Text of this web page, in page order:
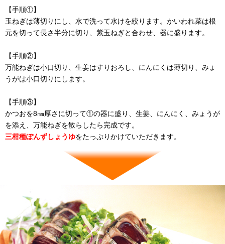
【手順①】
玉ねぎは薄切りにし、水で洗って水けを絞ります。かいわれ菜は根
元を切って長さ半分に切り、紫玉ねぎと合わせ、器に盛ります。
【手順②】
万能ねぎは小口切り、生姜はすりおろし、にんにくは薄切り、みょ
うがは小口切りにします。
【手順③】
かつおを8㎜厚さに切って①の器に盛り、生姜、にんにく、みょうが
を添え、万能ねぎを散らしたら完成です。
三柑種ぽんずしょうゆをたっぷりかけていただきます。